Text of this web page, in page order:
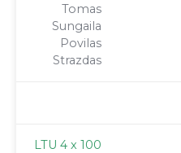
Tomas
Sungaila
Povilas
Strazdas
LTU 4 x 100